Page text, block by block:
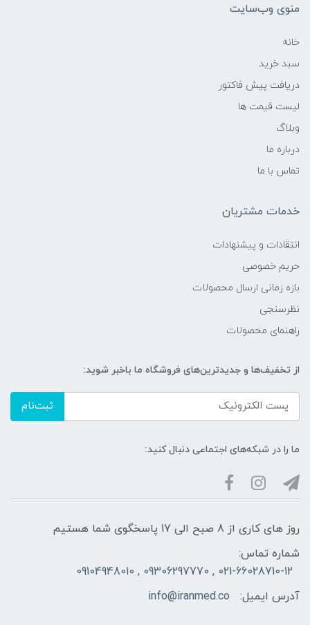
منوی وب‌سایت
خانه
سبد خرید
دریافت پیش فاکتور
لیست قیمت ها
وبلاگ
درباره ما
تماس با ما
خدمات مشتریان
انتقادات و پیشنهادات
حریم خصوصی
بازه زمانی ارسال محصولات
نظرسنجی
راهنمای محصولات
از تخفیف‌ها و جدیدترین‌های فروشگاه ما باخبر شوید:
ثبت‌نام
ما را در شبکه‌های اجتماعی دنبال کنید:
روز های کاری از 8 صبح الی 17 پاسخگوی شما هستیم
شماره تماس:
021-66028710-12 , 09306297770 , 09104948010
آدرس ایمیل:
info@iranmed.co